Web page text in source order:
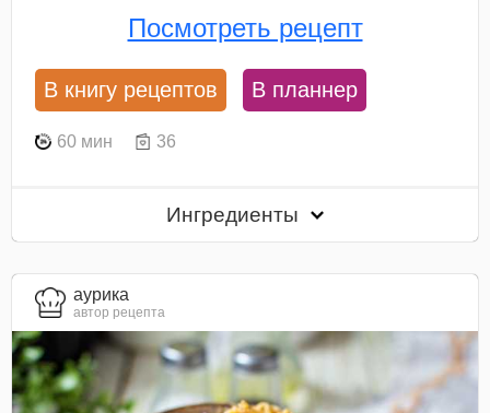
Посмотреть рецепт
В книгу рецептов В планнер
60 мин 36
Ингредиенты
aурика
автор рецепта